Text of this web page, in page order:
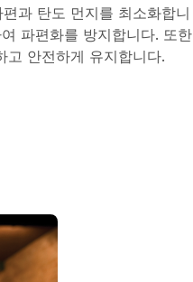
과 탄도 먼지를 최소화합니
파편화를 방지합니다. 또한
고 안전하게 유지합니다.